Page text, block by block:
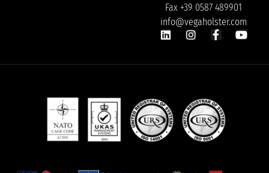
Fax +39 0587 489901
info@vegaholster.com